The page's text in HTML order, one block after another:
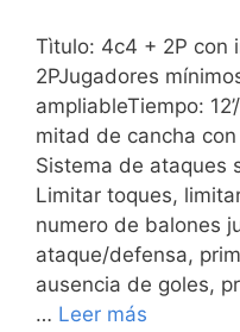
Tìtulo: 4c4 + 2P con
2PJugadores
ampliableTiempo:
mitad de cancha
Sistema de ataques
Limitar toques,
numero de balones
ataque/defensa,
ausencia de goles,
… Leer más